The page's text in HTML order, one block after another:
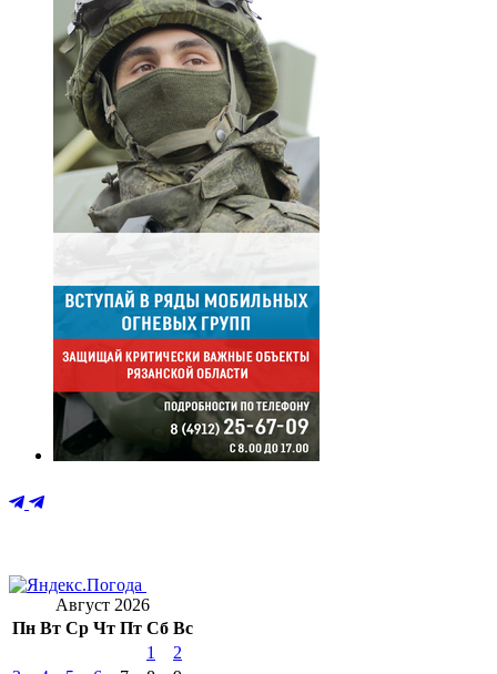
Август 2026
Пн Вт Ср Чт Пт Сб Вс
1
2